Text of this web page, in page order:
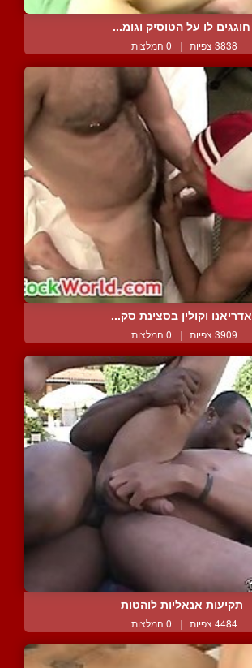
חוגגים לו על הטוסיק וגומ...
3838 צפיות | 0 המלצות
אדריאנו וקולין בסצינת סק...
3909 צפיות | 0 המלצות
תקיעות אנאליות לוהטות
4484 צפיות | 0 המלצות